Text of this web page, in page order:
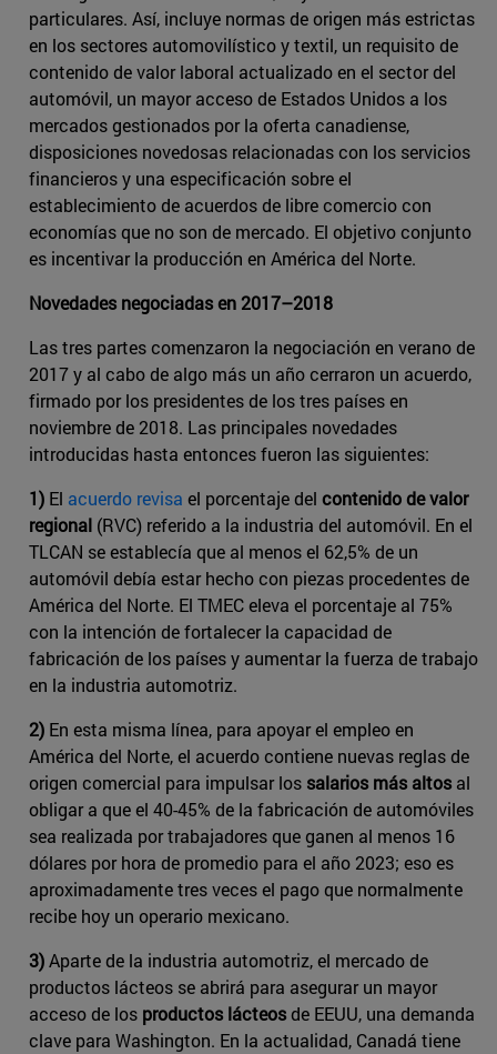
particulares. Así, incluye normas de origen más estrictas
en los sectores automovilístico y textil, un requisito de
contenido de valor laboral actualizado en el sector del
automóvil, un mayor acceso de Estados Unidos a los
mercados gestionados por la oferta canadiense,
disposiciones novedosas relacionadas con los servicios
financieros y una especificación sobre el
establecimiento de acuerdos de libre comercio con
economías que no son de mercado. El objetivo conjunto
es incentivar la producción en América del Norte.
Novedades negociadas en 2017–2018
Las tres partes comenzaron la negociación en verano de
2017 y al cabo de algo más un año cerraron un acuerdo,
firmado por los presidentes de los tres países en
noviembre de 2018. Las principales novedades
introducidas hasta entonces fueron las siguientes:
1) El acuerdo revisa el porcentaje del contenido de valor
regional (RVC) referido a la industria del automóvil. En el
TLCAN se establecía que al menos el 62,5% de un
automóvil debía estar hecho con piezas procedentes de
América del Norte. El TMEC eleva el porcentaje al 75%
con la intención de fortalecer la capacidad de
fabricación de los países y aumentar la fuerza de trabajo
en la industria automotriz.
2) En esta misma línea, para apoyar el empleo en
América del Norte, el acuerdo contiene ​nuevas reglas de
origen comercial para impulsar los salarios más altos al
obligar a que el 40-45% de la fabricación de automóviles
sea realizada por trabajadores que ganen al menos 16
dólares por hora de promedio para el año 2023; eso es
aproximadamente tres veces el pago que normalmente
recibe hoy un operario mexicano.
3)Aparte de la industria automotriz, el mercado de
productos lácteos se abrirá para asegurar un mayor
acceso de los productos lácteosde EEUU, una demanda
clave para Washington. En la actualidad, Canadá tiene